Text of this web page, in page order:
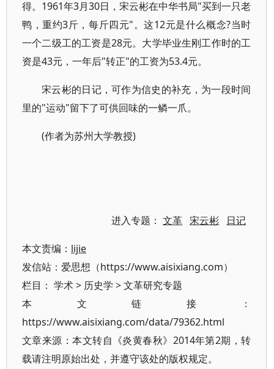
得。1961年3月30日，宋云彬在中华书局"买到一只老
鸭，重约3斤，每斤四元"。这12元是什么概念?当时
一个二级工的工资是28元。大学毕业生刚工作时的工
资是43元，一年后"转正"的工资为53.4元。
宋云彬的日记，可作为信史的补充，为一段时间
里的"运动"留下了可供回味的一鳞一爪。
(作者为苏州大学教授)
进入专题：文革 宋云彬 日记
本文责编： lijie
发信站：爱思想（https://www.aisixiang.com）
栏目： 学术> 历史学 >文革研究专题
本文链接：
https://www.aisixiang.com/data/79362.html
文章来源：本文转自《炎黄春秋》2014年第2期，转
载请注明原始出处，并遵守该处的版权规定。